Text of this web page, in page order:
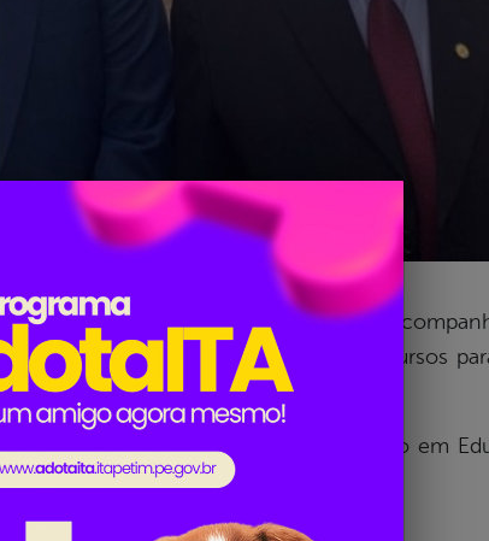
agenda em Brasília nesta semana.
da Agricultura para liberar recursos
de Amparo, na Paraíba.
o Fundo Nacional de Desenvolvimento em
recursos para o município.